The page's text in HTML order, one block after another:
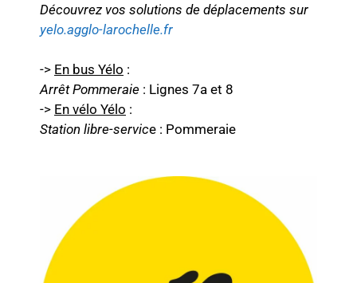
Découvrez vos solutions de déplacements sur
yelo.agglo-larochelle.fr
-> En bus Yélo :
Arrêt Pommeraie : Lignes 7a et 8
-> En vélo Yélo :
Station libre-service : Pommeraie